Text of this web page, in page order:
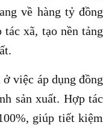
về hàng tỷ đồng
xã, tạo nền tảng
việc áp dụng đồng
sản xuất. Hợp tác
giúp tiết kiệm